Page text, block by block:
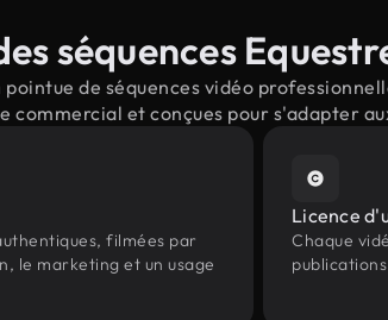
séquences
de séquences vidéo
commercial et conçues pour s'adapter
filmées par
le marketing et un usage
Licence
Chaque